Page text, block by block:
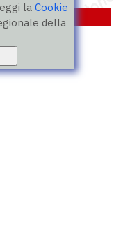
laCookie
della